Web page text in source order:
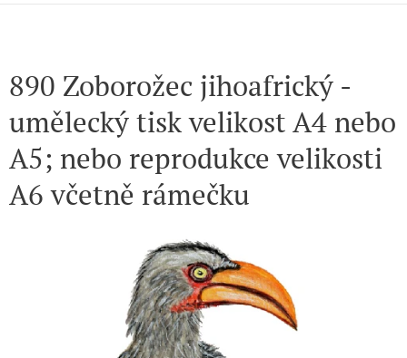
890 Zoborožec jihoafrický -
umělecký tisk velikost A4 nebo
A5; nebo reprodukce velikosti
A6 včetně rámečku